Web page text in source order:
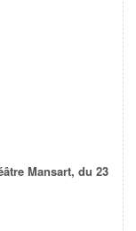
Mansart, du 23